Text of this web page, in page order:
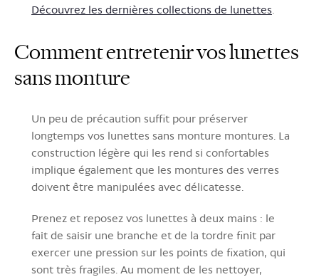
Découvrez les dernières collections de lunettes
Comment entretenir vos lunettes
sans monture
Un peu de précaution suffit pour préserver
longtemps vos lunettes sans monture montures. La
construction légère qui les rend si confortables
implique également que les montures des verres
doivent être manipulées avec délicatesse.
Prenez et reposez vos lunettes à deux mains : le
fait de saisir une branche et de la tordre finit par
exercer une pression sur les points de fixation, qui
sont très fragiles. Au moment de les nettoyer,